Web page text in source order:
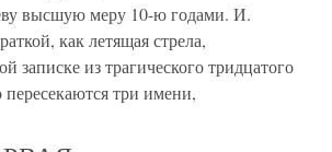
высшую меру 10-ю годами. И.
как летящая стрела,
записке из трагического тридцатого
три имени,